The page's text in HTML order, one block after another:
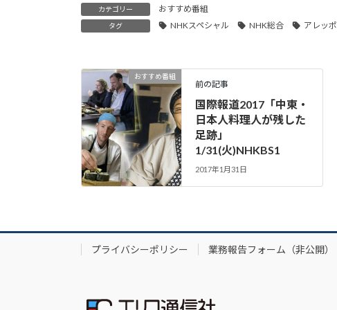
カテゴリー おすすめ番組
タグ NHKスペシャル NHK総合 アレッポ
おすすめ番組
前の記事
国際報道2017「中東・
日本人料理人が残した
足跡」
1/31(火)NHKBS1
2017年1月31日
プライバシーポリシー 業務報告フォーム（非公開）